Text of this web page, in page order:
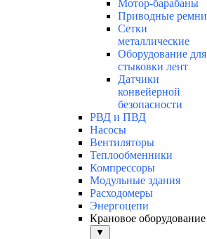
Мотор-барабаны
Приводные ремни
Сетки
металлические
Оборудование для
стыковки лент
Датчики
конвейерной
безопасности
РВД и ПВД
Насосы
Вентиляторы
Теплообменники
Компрессоры
Модульные здания
Расходомеры
Энергоцепи
Крановое оборудование
▼